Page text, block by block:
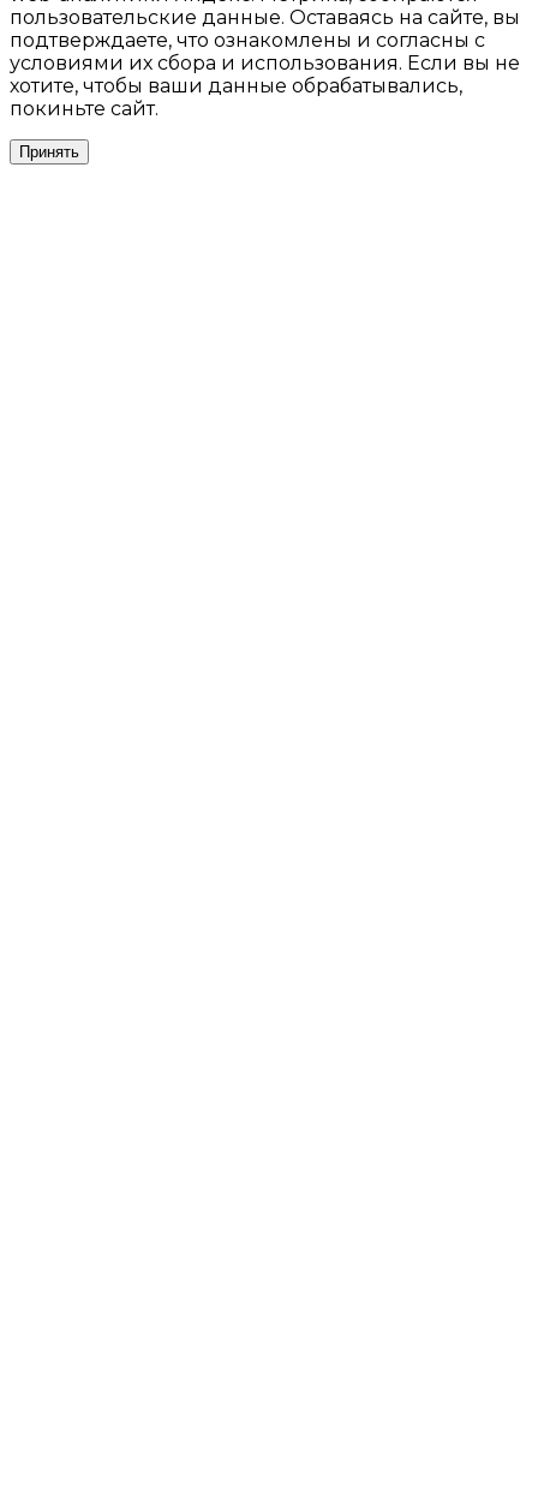
пользовательские данные. Оставаясь на сайте, вы
подтверждаете, что ознакомлены и согласны с
условиями их сбора и использования. Если вы не
хотите, чтобы ваши данные обрабатывались,
покиньте сайт.
Принять